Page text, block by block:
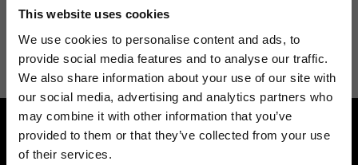
This website uses cookies
We use cookies to personalise content and ads, to
provide social media features and to analyse our traffic.
We also share information about your use of our site with
our social media, advertising and analytics partners who
may combine it with other information that you’ve
provided to them or that they’ve collected from your use
of their services.
informazioni consulta laPrivacy Policy.